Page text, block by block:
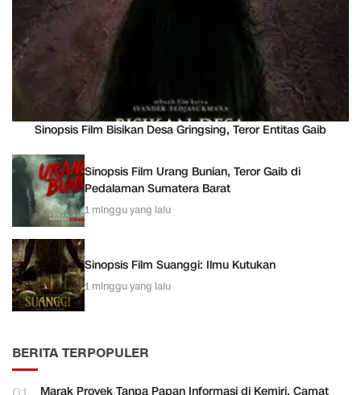
Sinopsis Film Bisikan Desa Gringsing, Teror Entitas Gaib
Sinopsis Film Urang Bunian, Teror Gaib di
Pedalaman Sumatera Barat
1 minggu yang lalu
Sinopsis Film Suanggi: Ilmu Kutukan
1 minggu yang lalu
BERITA TERPOPULER
Marak Proyek Tanpa Papan Informasi di Kemiri, Camat